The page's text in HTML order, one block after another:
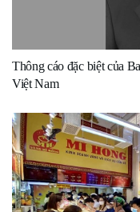
Thông cáo đặc biệt của
Việt Nam